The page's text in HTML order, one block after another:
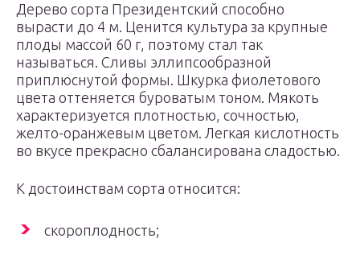
Дерево сорта Президентский способно
вырасти до 4 м. Ценится культура за крупные
плоды массой 60 г, поэтому стал так
называться. Сливы эллипсообразной
приплюснутой формы. Шкурка фиолетового
цвета оттеняется буроватым тоном. Мякоть
характеризуется плотностью, сочностью,
желто-оранжевым цветом. Легкая кислотность
во вкусе прекрасно сбалансирована сладостью.
К достоинствам сорта относится:
скороплодность;